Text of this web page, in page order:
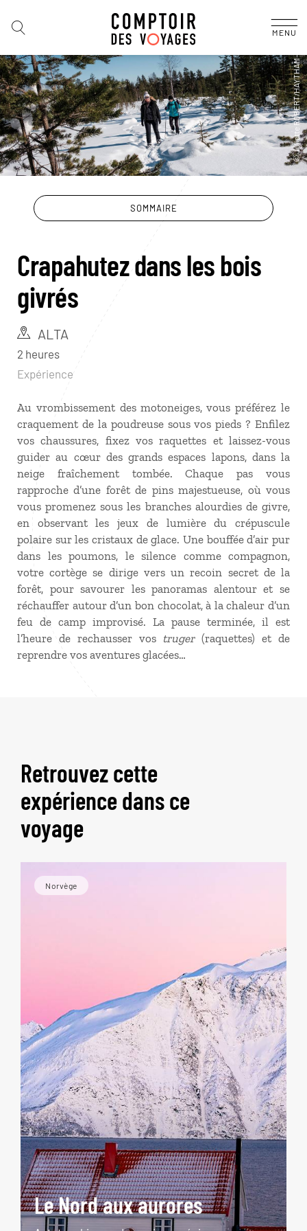
MENU
SOMMAIRE
Crapahutez dans les bois
givrés
ALTA
2 heures
Expérience
Au vrombissement des motoneiges, vous préférez le
craquement de la poudreuse sous vos pieds ? Enfilez
vos chaussures, fixez vos raquettes et laissez-vous
guider au cœur des grands espaces lapons, dans la
neige fraîchement tombée. Chaque pas vous
rapproche d’une forêt de pins majestueuse, où vous
vous promenez sous les branches alourdies de givre,
en observant les jeux de lumière du crépuscule
polaire sur les cristaux de glace. Une bouffée d’air pur
dans les poumons, le silence comme compagnon,
votre cortège se dirige vers un recoin secret de la
forêt, pour savourer les panoramas alentour et se
réchauffer autour d’un bon chocolat, à la chaleur d’un
feu de camp improvisé. La pause terminée, il est
l’heure de rechausser vos truger(raquettes) et de
reprendre vos aventures glacées…
Retrouvez cette
expérience dans ce
voyage
Norvège
Le Nord aux aurores